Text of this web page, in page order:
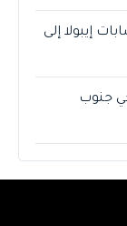
إيبولا إلى
فيجي جنوب